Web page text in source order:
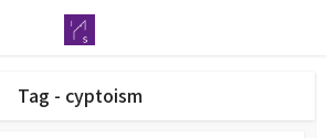
Tag - cyptoism